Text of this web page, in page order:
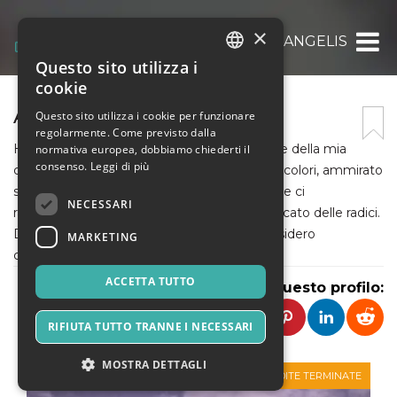
ANNA RITA DE ANGELIS
ANNA RITA DE ANGELIS
Ho capito di aver camminato lungo le strade della mia
città, guardato i monumenti, gioito dei suoi colori, ammirato
scorci, senza mai aver compreso la storia che ci
raccontavano. La consapevolezza del significato delle radici.
Da romana che ama la sua città, questo desidero
condividere con tutti voi.
Condividi questo profilo:
VENDITE TERMINATE
×
Questo sito utilizza i
cookie
Questo sito utilizza i cookie per funzionare
regolarmente. Come previsto dalla
normativa europea, dobbiamo chiederti il
consenso. Leggi di più
NECESSARI
MARKETING
ACCETTA TUTTO
RIFIUTA TUTTO TRANNE I NECESSARI
MOSTRA DETTAGLI